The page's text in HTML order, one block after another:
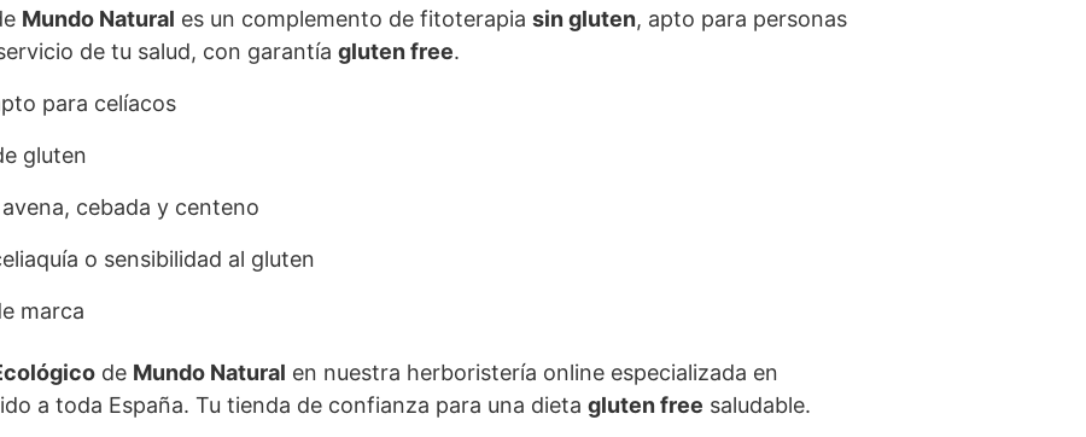
Mundo Natural es un complemento de fitoterapia sin gluten, apto para personas
de tu salud, con garantía gluten free.
para celíacos
gluten
cebada y centeno
o sensibilidad al gluten
marca
de Mundo Natural en nuestra herboristería online especializada en
a toda España. Tu tienda de confianza para una dieta gluten free saludable.